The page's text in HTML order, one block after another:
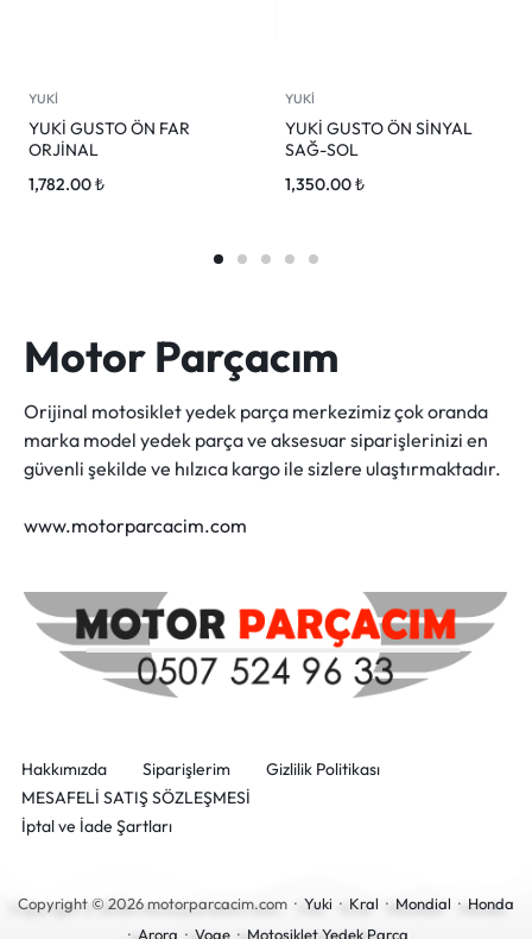
YUKİ
YUKİ GUSTO ÖN FAR
ORJİNAL
1,782.00₺
YUKİ
YUKİ GUSTO ÖN SİNYAL
SAĞ-SOL
1,350.00₺
Motor Parçacım
Orijinal motosiklet yedek parça merkezimiz çok oranda
marka model yedek parça ve aksesuar siparişlerinizi en
güvenli şekilde ve hılzıca kargo ile sizlere ulaştırmaktadır.
www.motorparcacim.com
Hakkımızda Siparişlerim
Gizlilik Politikası
MESAFELİ SATIŞ SÖZLEŞMESİ
İptal ve İade Şartları
Copyright © 2026 motorparcacim.com · Yuki · Kral · Mondial · Honda
· Arora · Voge· Motosiklet Yedek Parça